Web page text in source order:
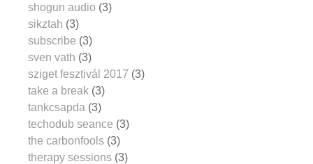
shogun audio (3)
sikztah (3)
subscribe (3)
sven vath (3)
sziget fesztivál 2017 (3)
take a break (3)
tankcsapda (3)
techodub seance (3)
the carbonfools (3)
therapy sessions (3)